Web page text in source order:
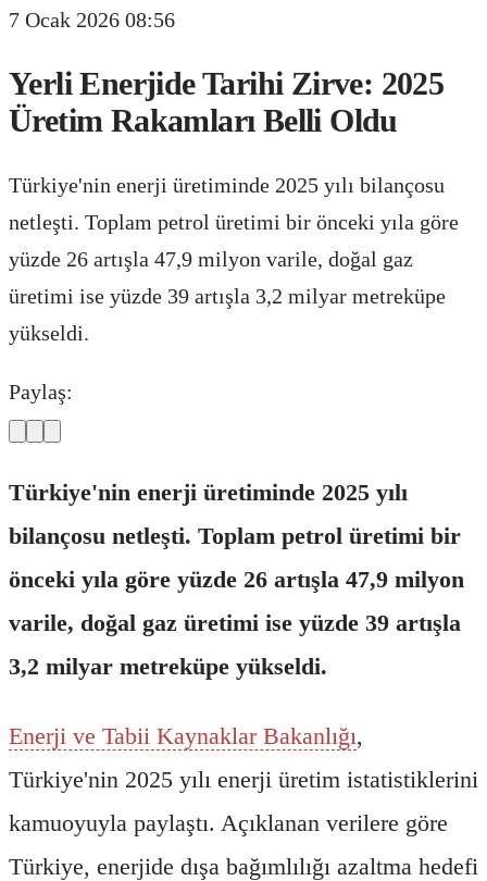
7 Ocak 2026 08:56
Yerli Enerjide Tarihi Zirve: 2025
Üretim Rakamları Belli Oldu
Türkiye'nin enerji üretiminde 2025 yılı bilançosu
netleşti. Toplam petrol üretimi bir önceki yıla göre
yüzde 26 artışla 47,9 milyon varile, doğal gaz
üretimi ise yüzde 39 artışla 3,2 milyar metreküpe
yükseldi.
Paylaş:
Türkiye'nin enerji üretiminde 2025 yılı
bilançosu netleşti. Toplam petrol üretimi bir
önceki yıla göre yüzde 26 artışla 47,9 milyon
varile, doğal gaz üretimi ise yüzde 39 artışla
3,2 milyar metreküpe yükseldi.
Enerji ve Tabii Kaynaklar Bakanlığı,
Türkiye'nin 2025 yılı enerji üretim istatistiklerini
kamuoyuyla paylaştı. Açıklanan verilere göre
Türkiye, enerjide dışa bağımlılığı azaltma hedefi